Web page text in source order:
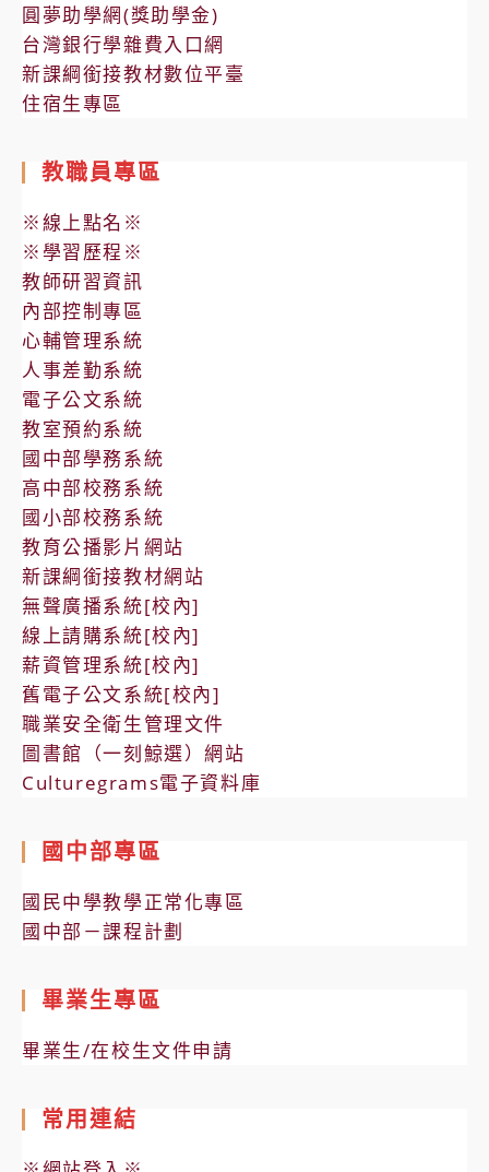
圓夢助學網(獎助學金)
台灣銀行學雜費入口網
新課綱銜接教材數位平臺
住宿生專區
教職員專區
※線上點名※
※學習歷程※
教師研習資訊
內部控制專區
心輔管理系統
人事差勤系統
電子公文系統
教室預約系統
國中部學務系統
高中部校務系統
國小部校務系統
教育公播影片網站
新課綱銜接教材網站
無聲廣播系統[校內]
線上請購系統[校內]
薪資管理系統[校內]
舊電子公文系統[校內]
職業安全衛生管理文件
圖書館（一刻鯨選）網站
Culturegrams電子資料庫
國中部專區
國民中學教學正常化專區
國中部－課程計劃
畢業生專區
畢業生/在校生文件申請
常用連結